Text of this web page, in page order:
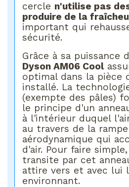
cercle n'utilise pas
produire de la
important qui
sécurité.
Grâce à sa puissance
Dyson AM06 Cool
optimal dans la pièce
installé. La
(exempte des pâles)
le principe d'un
à l'intérieur duquel
au travers de la rampe
aérodynamique qui
d'air. Pour faire
transite par cet
attire vers et avec lui
environnant.